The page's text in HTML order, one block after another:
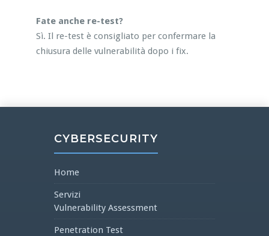
Fate anche re-test?
Sì. Il re-test è consigliato per confermare la
chiusura delle vulnerabilità dopo i fix.
CYBERSECURITY
Home
Servizi
Vulnerability Assessment
Penetration Test